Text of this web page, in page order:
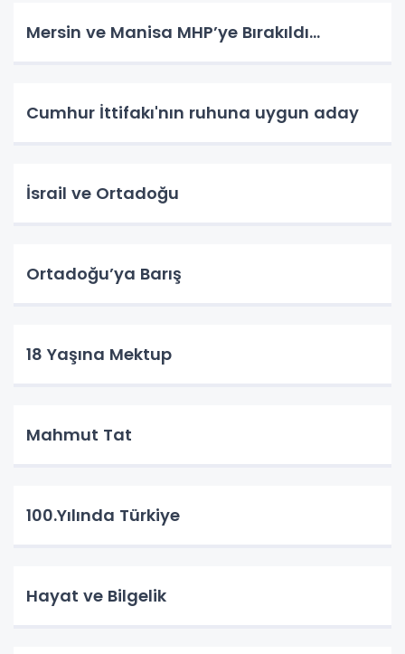
Mersin ve Manisa MHP’ye Bırakıldı…
Cumhur İttifakı'nın ruhuna uygun aday
İsrail ve Ortadoğu
Ortadoğu’ya Barış
18 Yaşına Mektup
Mahmut Tat
100.Yılında Türkiye
Hayat ve Bilgelik